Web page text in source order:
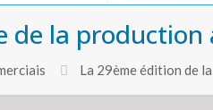
de la
La 29ème édition de